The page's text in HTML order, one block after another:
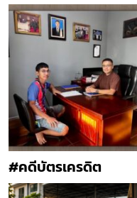
#คดีบัตรเครดิต